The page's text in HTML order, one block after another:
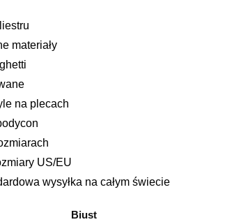
materiały
na plecach
US/EU
wysyłka na całym świecie
Biust